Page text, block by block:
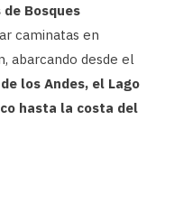
Bosques
caminatas en
abarcando desde el
los Andes, el Lago
hasta la costa del